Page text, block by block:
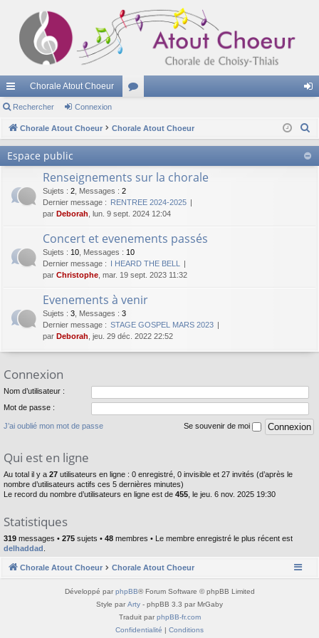
cc
ès
de
Chorale Atout Choeur
u ne
Rechercher Connexion
Chorale Atout Choeur Chorale Atout Choeur
Espace public
Renseignements sur la chorale
Sujets : 2 Messages : 2
Dernier message : RENTREE 2024-2025
par Deborah , lun. 9 sept. 2024 12:04
Concert et evenements passés
Sujets : 10 Messages : 10
Dernier message : I HEARD THE BELL
par Christophe , mar. 19 sept. 2023 11:32
Evenements à venir
Sujets : 3 Messages : 3
Dernier message : STAGE GOSPEL MARS 2023
par Deborah , jeu. 29 déc. 2022 22:52
Connexion
Nom d’utilisateur :
Mot de passe :
J’ai oublié mon mot de passe Se souvenir de moi
Qui est en ligne
Au total il y a 27 utilisateurs en ligne : 0 enregistré, 0 invisible et 27 invités (d’après le
nombre d’utilisateurs actifs ces 5 dernières minutes)
Le record du nombre d’utilisateurs en ligne est de 455 , le jeu. 6 nov. 2025 19:30
Statistiques
319 messages • 275 sujets • 48 membres • Le membre enregistré le plus récent est
delhaddad
Chorale Atout Choeur Chorale Atout Choeur
Développé par phpBB® Forum Software © phpBB Limited
Style par Arty - phpBB 3.3 par MrGaby
Traduit par phpBB-fr.com
Confidentialité
Conditions